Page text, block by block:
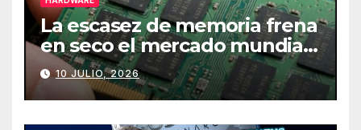
La escasez de memoria frena
en seco el mercado mundial
de PCs
10 JULIO, 2026